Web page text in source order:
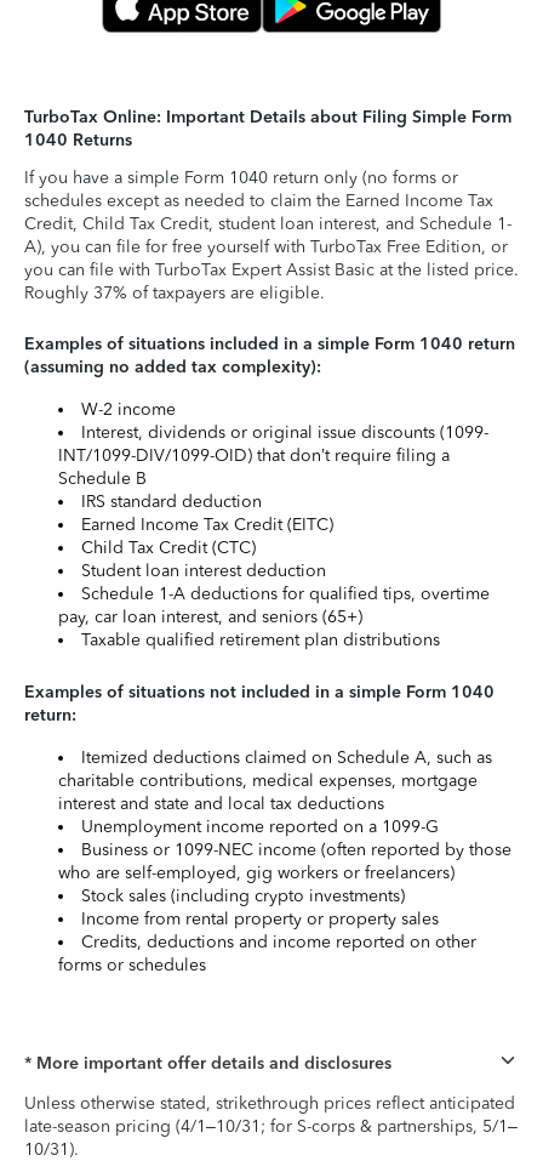
TurboTax Online: Important Details about Filing Simple Form
1040 Returns
If you have a simple Form 1040 return only (no forms or
schedules except as needed to claim the Earned Income Tax
Credit, Child Tax Credit, student loan interest, and Schedule 1-
A), you can file for free yourself with TurboTax Free Edition, or
you can file with TurboTax Expert Assist Basic at the listed price.
Roughly 37% of taxpayers are eligible.
Examples of situations included in a simple Form 1040 return
(assuming no added tax complexity):
W-2 income
Interest, dividends or original issue discounts (1099-
INT/1099-DIV/1099-OID) that don’t require filing a
Schedule B
IRS standard deduction
Earned Income Tax Credit (EITC)
Child Tax Credit (CTC)
Student loan interest deduction
Schedule 1-A deductions for qualified tips, overtime
pay, car loan interest, and seniors (65+)
Taxable qualified retirement plan distributions
Examples of situations not included in a simple Form 1040
return:
Itemized deductions claimed on Schedule A, such as
charitable contributions, medical expenses, mortgage
interest and state and local tax deductions
Unemployment income reported on a 1099-G
Business or 1099-NEC income (often reported by those
who are self-employed, gig workers or freelancers)
Stock sales (including crypto investments)
Income from rental property or property sales
Credits, deductions and income reported on other
forms or schedules
* More important offer details and disclosures
Unless otherwise stated, strikethrough prices reflect anticipated
late-season pricing (4/1–10/31; for S-corps & partnerships, 5/1–
10/31).